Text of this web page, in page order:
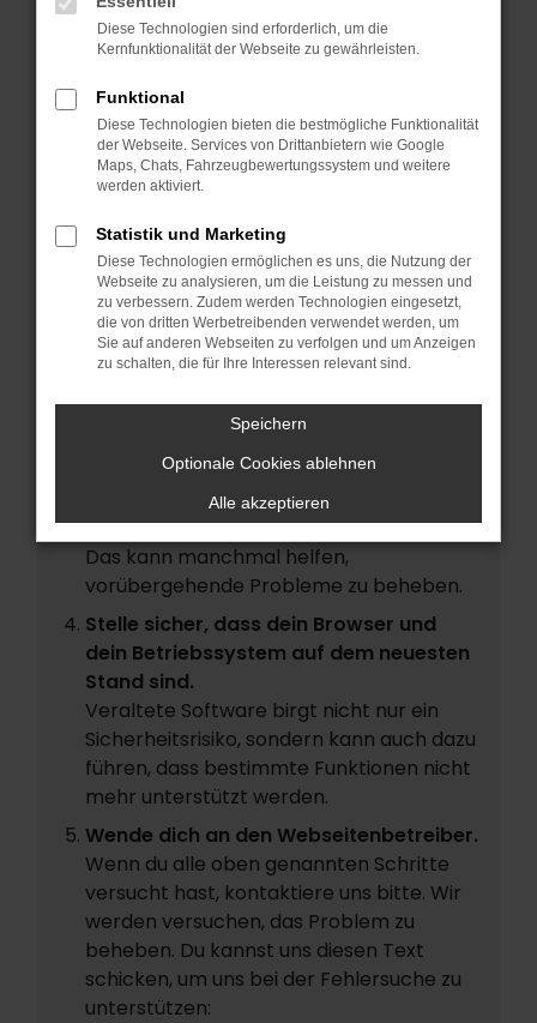
FEHLER: NETWORK
ERROR
Beim Laden ist ein Fehler aufgetreten.
Hier sind ein paar Tipps, die dir helfen
können:
Überprüfe deine Firewall und deine
Internetverbindung.
Laden andere Webseiten, zum Beispiel
deine Suchmaschine?
Prüfe deine Browsererweiterungen.
Manche Erweiterungen, wie
Werbeblocker, können das Laden
bestimmter Seiten verhindern.
Funktioniert die Seite in einem anderen
Browser oder in einem privaten Fenster?
Starte dein Gerät neu.
Das kann manchmal helfen,
vorübergehende Probleme zu beheben.
Stelle sicher, dass dein Browser und
dein Betriebssystem auf dem neuesten
Stand sind.
Veraltete Software birgt nicht nur ein
Sicherheitsrisiko, sondern kann auch dazu
führen, dass bestimmte Funktionen nicht
mehr unterstützt werden.
Wende dich an den Webseitenbetreiber.
Wenn du alle oben genannten Schritte
versucht hast, kontaktiere uns bitte. Wir
werden versuchen, das Problem zu
beheben. Du kannst uns diesen Text
schicken, um uns bei der Fehlersuche zu
unterstützen:
Diese Technologien sind erforderlich, um die
Kernfunktionalität der Webseite zu gewährleisten.
Funktional
Diese Technologien bieten die bestmögliche Funktionalität
der Webseite. Services von Drittanbietern wie Google
Maps, Chats, Fahrzeugbewertungssystem und weitere
werden aktiviert.
Statistik und Marketing
Diese Technologien ermöglichen es uns, die Nutzung der
Webseite zu analysieren, um die Leistung zu messen und
zu verbessern. Zudem werden Technologien eingesetzt,
die von dritten Werbetreibenden verwendet werden, um
Sie auf anderen Webseiten zu verfolgen und um Anzeigen
zu schalten, die für Ihre Interessen relevant sind.
Speichern
Optionale Cookies ablehnen
Alle akzeptieren